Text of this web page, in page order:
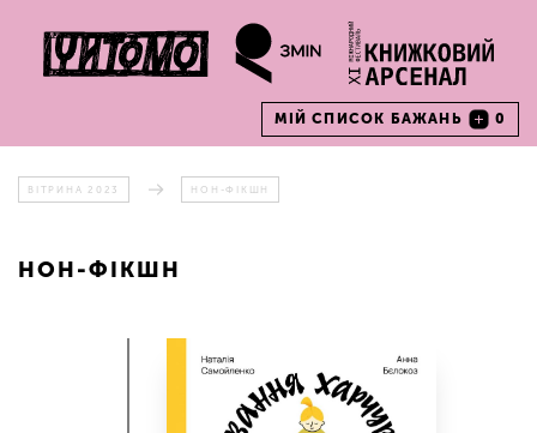
МІЙ СПИСОК БАЖАНЬ 0
ВІТРИНА 2023 НОН-ФІКШН
НОН-ФІКШН